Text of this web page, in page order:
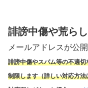
誹謗中傷や荒ら
メールアドレスが公
誹謗中傷やスパム等の不適切
制限します（詳しい対応方